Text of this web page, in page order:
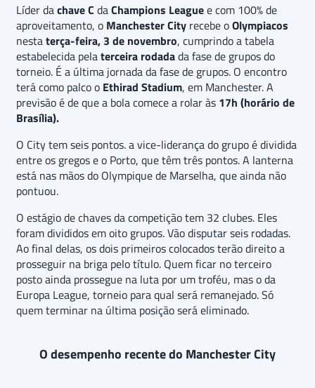
Líder dachave C daChampions Leaguee com 100% de
aproveitamento, o Manchester City recebe oOlympiacos
nestaterça-feira, 3 de novembro, cumprindo a tabela
estabelecida pelaterceira rodadada fase de grupos do
torneio. É a última jornada da fase de grupos. O encontro
terá como palco o Ethirad Stadium, em Manchester. A
previsão é de que a bola comece a rolar às 17h (horário de
Brasília).
O City tem seis pontos. a vice-liderança do grupo é dividida
entre os gregos e o Porto, que têm três pontos. A lanterna
está nas mãos do Olympique de Marselha, que ainda não
pontuou.
O estágio de chaves da competição tem 32 clubes. Eles
foram divididos em oito grupos. Vão disputar seis rodadas.
Ao final delas, os dois primeiros colocados terão direito a
prosseguir na briga pelo título. Quem ficar no terceiro
posto ainda prossegue na luta por um troféu, mas o da
Europa League, torneio para qual será remanejado. Só
quem terminar na última posição será eliminado.
O desempenho recente do Manchester City